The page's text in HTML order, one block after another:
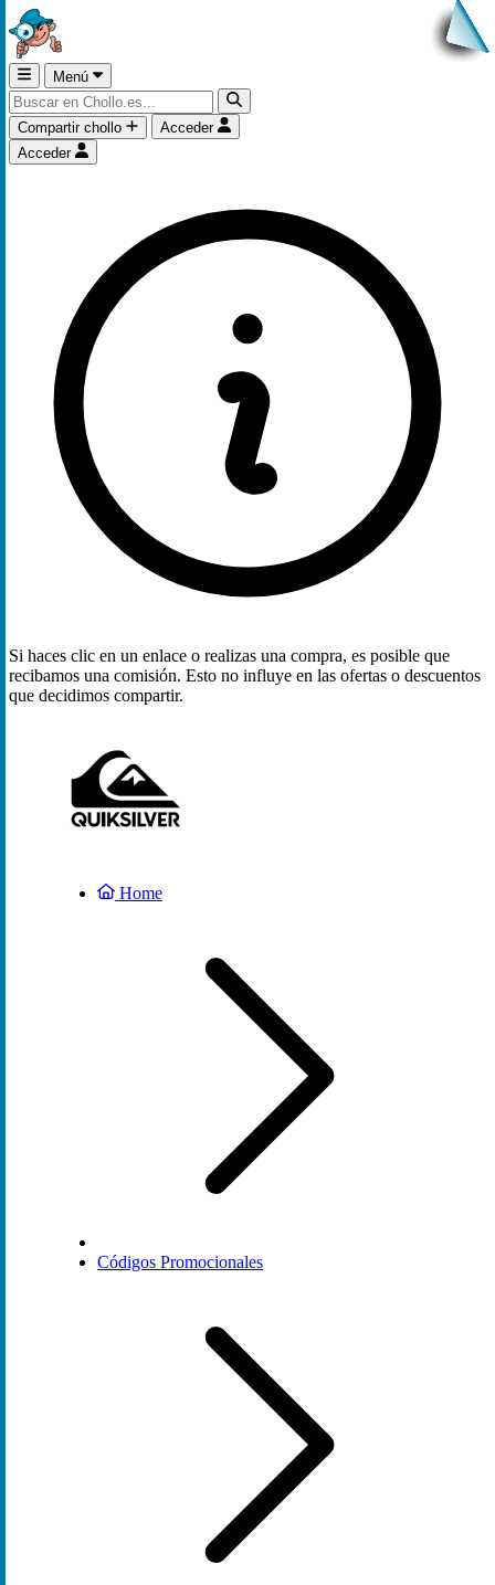
Menú
Compartir chollo
Acceder
Acceder
Si haces clic en un enlace o realizas una compra, es posible que
recibamos una comisión. Esto no influye en las ofertas o descuentos
que decidimos compartir.
Home
Códigos Promocionales